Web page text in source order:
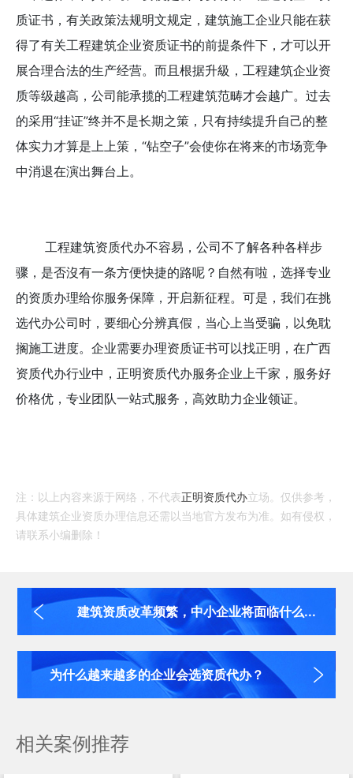
质证书，有关政策法规明文规定，建筑施工企业只能在获
得了有关工程建筑企业资质证书的前提条件下，才可以开
展合理合法的生产经营。而且根据升級，工程建筑企业资
质等级越高，公司能承揽的工程建筑范畴才会越广。过去
的采用“挂证”终并不是长期之策，只有持续提升自己的整
体实力才算是上上策，“钻空子”会使你在将来的市场竞争
中消退在演出舞台上。
工程建筑资质代办不容易，公司不了解各种各样步
骤，是否沒有一条方便快捷的路呢？自然有啦，选择专业
的资质办理给你服务保障，开启新征程。可是，我们在挑
选代办公司时，要细心分辨真假，当心上当受骗，以免耽
搁施工进度。企业需要办理资质证书可以找正明，在广西
资质代办行业中，正明资质代办服务企业上千家，服务好
价格优，专业团队一站式服务，高效助力企业领证。
注：以上内容来源于网络，不代表正明资质代办立场。仅供参考，
具体建筑企业资质办理信息还需以当地官方发布为准。如有侵权，
请联系小编删除！
建筑资质改革频繁，中小企业将面临什么...
为什么越来越多的企业会选资质代办？
相关案例推荐